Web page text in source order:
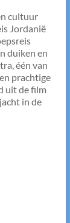
cultuur
Jordanië
duiken en
één van
prachtige
uit de film
in de